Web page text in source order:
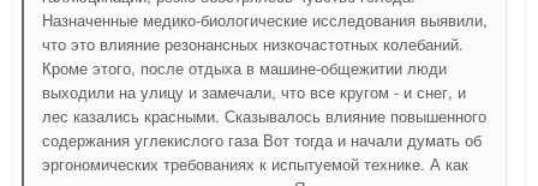
Назначенные медико-биологические исследования выявили,
что это влияние резонансных низкочастотных колебаний.
Кроме этого, после отдыха в машине-общежитии люди
выходили на улицу и замечали, что все кругом - и снег, и
лес казались красными. Сказывалось влияние повышенного
содержания углекислого газа Вот тогда и начали думать об
эргономических требованиях к испытуемой технике. А как